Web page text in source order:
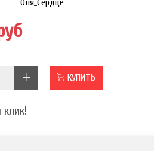
Оля_Сердце
КУПИТЬ